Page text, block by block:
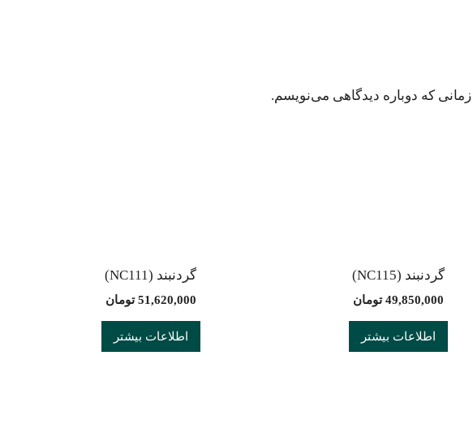
که دوباره دیدگاهی می‌نویسم.
گردنبند (NC115)
49,850,000 تومان
اطلاعات بیشتر
گردنبند (NC111)
51,620,000 تومان
اطلاعات بیشتر